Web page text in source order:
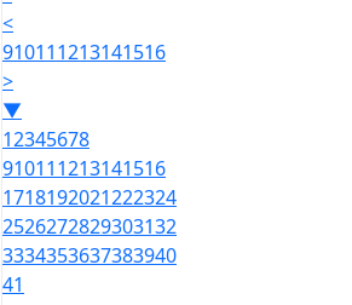
<
910111213141516
>
▼
12345678
910111213141516
1718192021222324
2526272829303132
3334353637383940
41